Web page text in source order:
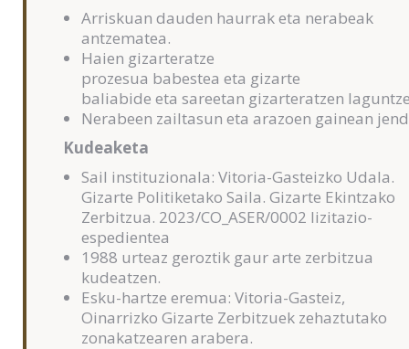
Arriskuan dauden haurrak eta nerabeak
antzematea.
Haien gizarteratze
prozesua babestea eta gizarte
baliabide eta sareetan gizarteratzen
Nerabeen zailtasun eta arazoen gainean
Kudeaketa
Sail instituzionala: Vitoria-Gasteizko Udala.
Gizarte Politiketako Saila. Gizarte Ekintzako
Zerbitzua. 2023/CO_ASER/0002 lizitazio-
espedientea
1988 urteaz geroztik gaur arte zerbitzua
kudeatzen.
Esku-hartze eremua: Vitoria-Gasteiz,
Oinarrizko Gizarte Zerbitzuek zehaztutako
zonakatzearen arabera.